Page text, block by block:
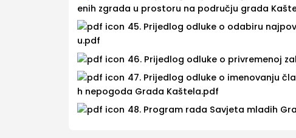
enih zgrada u prostoru na području grada
45. Prijedlog odluke o odabiru
u.pdf
46. Prijedlog odluke o privremenoj
47. Prijedlog odluke o imenovanju
h nepogoda Grada Kaštela.pdf
48. Program rada Savjeta mladih